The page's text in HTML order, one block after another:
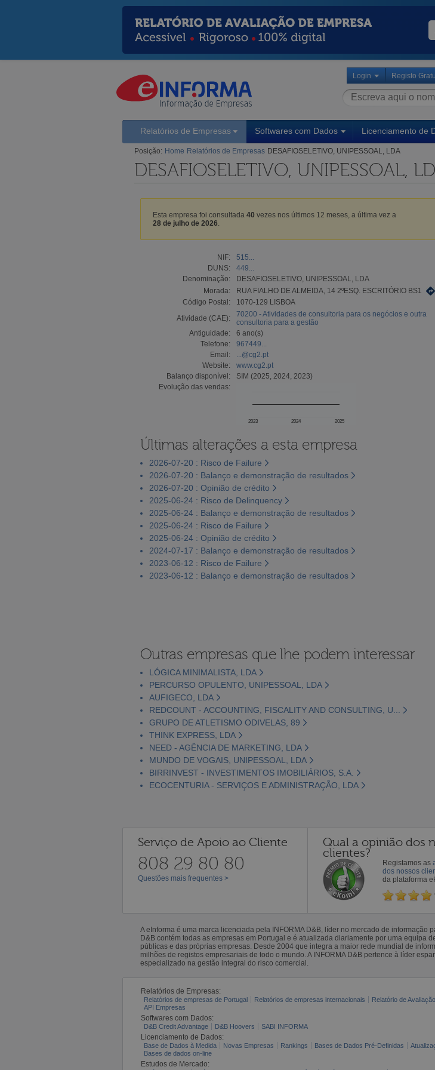
Login Registo
Relatórios de Empresas Softwares com Dados Licenciamento de
Posição: Home Relatórios de Empresas DESAFIOSELETIVO, UNIPESSOAL, LDA
DESAFIOSELETIVO, UNIPESSOAL,
Esta empresa foi consultada 40 vezes nos últimos 12 meses, a última vez a
28 de julho de 2026
NIF:
515...
DUNS:
449...
Denominação:
DESAFIOSELETIVO, UNIPESSOAL, LDA
Morada:
RUA FIALHO DE ALMEIDA, 14 2ºESQ. ESCRITÓRIO BS1
Código Postal:
1070-129 LISBOA
Atividade (CAE):
70200 - Atividades de consultoria para os negócios e outra
consultoria para a gestão
Antiguidade:
6 ano(s)
Telefone:
967449...
Email:
...@cg2.pt
Website:
www.cg2.pt
Balanço disponível:
SIM (2025, 2024, 2023)
Evolução das vendas:
2023 2024 2025
Últimas alterações a esta empresa
2026-07-20 : Risco de Failure
2026-07-20 : Balanço e demonstração de resultados
2026-07-20 : Opinião de crédito
2025-06-24 : Risco de Delinquency
2025-06-24 : Balanço e demonstração de resultados
2025-06-24 : Risco de Failure
2025-06-24 : Opinião de crédito
2024-07-17 : Balanço e demonstração de resultados
2023-06-12 : Risco de Failure
2023-06-12 : Balanço e demonstração de resultados
Outras empresas que lhe podem interessar
LÓGICA MINIMALISTA, LDA
PERCURSO OPULENTO, UNIPESSOAL, LDA
AUFIGECO, LDA
REDCOUNT - ACCOUNTING, FISCALITY AND CONSULTING, U...
GRUPO DE ATLETISMO ODIVELAS, 89
THINK EXPRESS, LDA
NEED - AGÊNCIA DE MARKETING, LDA
MUNDO DE VOGAIS, UNIPESSOAL, LDA
BIRRINVEST - INVESTIMENTOS IMOBILIÁRIOS, S.A.
ECOCENTURIA - SERVIÇOS E ADMINISTRAÇÃO, LDA
Serviço de Apoio ao Cliente
808 29 80 80
Questões mais frequentes >
Qual a opinião dos
clientes?
Registamos as
dos nossos
da plataforma
A eInforma é uma marca licenciada pela INFORMA D&B, líder no mercado de informação
D&B contém todas as empresas em Portugal e é atualizada diariamente por uma equipa
públicas e das próprias empresas. Desde 2004 que integra a maior rede mundial de
milhões de registos empresariais de todo o mundo. A INFORMA D&B pertence à líder
especializado na gestão integral do risco comercial.
Relatórios de Empresas:
Relatórios de empresas de Portugal Relatórios de empresas internacionais Relatório de
API Empresas
Softwares com Dados:
D&B Credit Advantage D&B Hoovers SABI INFORMA
Licenciamento de Dados:
Base de Dados à Medida Novas Empresas Rankings Bases de Dados Pré-Definidas
Bases de dados on-line
Estudos de Mercado: